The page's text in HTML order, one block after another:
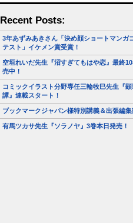
Recent Posts:
3年あずみあきさん「決め顔ショートマンガ
テスト」イケメン賞受賞！
空垣れいだ先生『沼すぎてもはや恋』最終
売中！
コミックイラスト分野専任三輪牧巳先生『
譚』連載スタート！
ブックマークジャパン様特別講義＆出張編集
有馬ツカサ先生『ソラノヤ』3巻本日発売！